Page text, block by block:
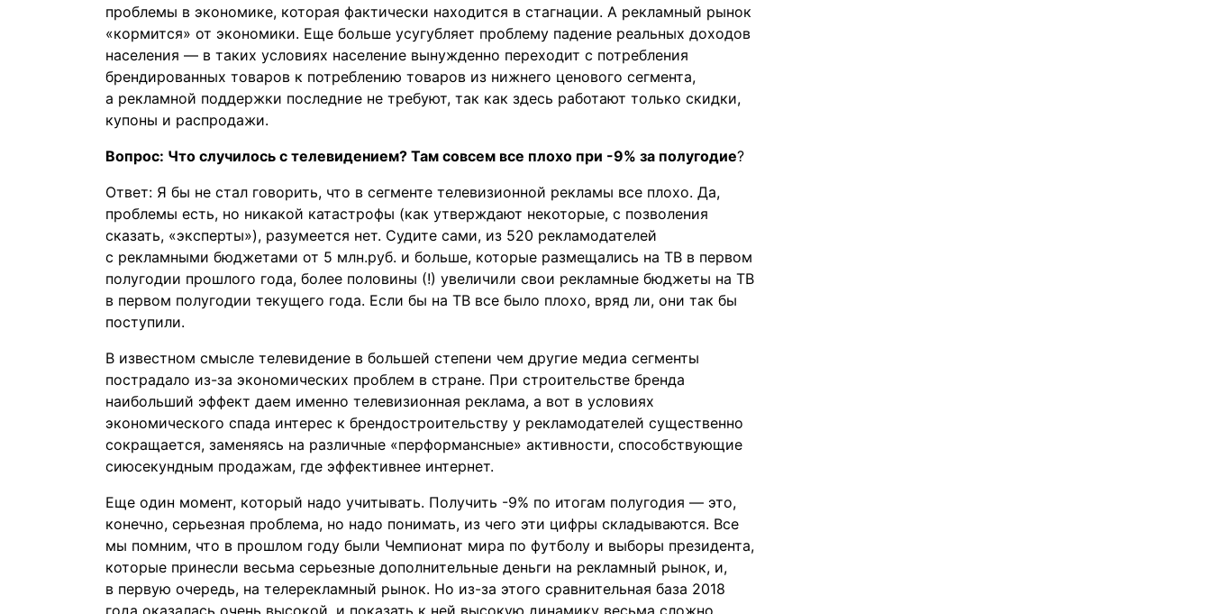
проблемы в экономике, которая фактически находится в стагнации. А рекламный рынок
«кормится» от экономики. Еще больше усугубляет проблему падение реальных доходов
населения — в таких условиях население вынужденно переходит с потребления
брендированных товаров к потреблению товаров из нижнего ценового сегмента,
а рекламной поддержки последние не требуют, так как здесь работают только скидки,
купоны и распродажи.
Вопрос: Что случилось с телевидением? Там совсем все плохо при -9% за полугодие?
Ответ: Я бы не стал говорить, что в сегменте телевизионной рекламы все плохо. Да,
проблемы есть, но никакой катастрофы (как утверждают некоторые, с позволения
сказать, «эксперты»), разумеется нет. Судите сами, из 520 рекламодателей
с рекламными бюджетами от 5 млн.руб. и больше, которые размещались на ТВ в первом
полугодии прошлого года, более половины (!) увеличили свои рекламные бюджеты на ТВ
в первом полугодии текущего года. Если бы на ТВ все было плохо, вряд ли, они так бы
поступили.
В известном смысле телевидение в большей степени чем другие медиа сегменты
пострадало из-за экономических проблем в стране. При строительстве бренда
наибольший эффект даем именно телевизионная реклама, а вот в условиях
экономического спада интерес к брендостроительству у рекламодателей существенно
сокращается, заменяясь на различные «перформансные» активности, способствующие
сиюсекундным продажам, где эффективнее интернет.
Еще один момент, который надо учитывать. Получить -9% по итогам полугодия — это,
конечно, серьезная проблема, но надо понимать, из чего эти цифры складываются. Все
мы помним, что в прошлом году были Чемпионат мира по футболу и выборы президента,
которые принесли весьма серьезные дополнительные деньги на рекламный рынок, и,
в первую очередь, на телерекламный рынок. Но из-за этого сравнительная база 2018
года оказалась очень высокой, и показать к ней высокую динамику весьма сложно.